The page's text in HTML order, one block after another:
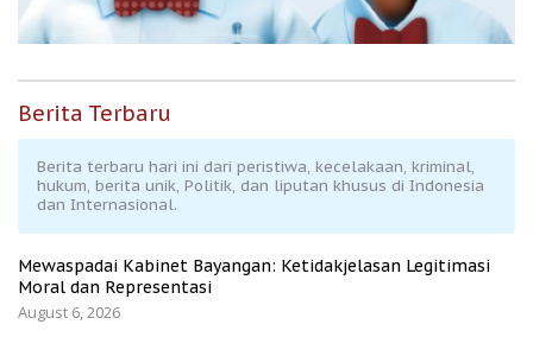
Berita Terbaru
Berita terbaru hari ini dari peristiwa, kecelakaan, kriminal,
hukum, berita unik, Politik, dan liputan khusus di Indonesia
dan Internasional.
Mewaspadai Kabinet Bayangan: Ketidakjelasan Legitimasi
Moral dan Representasi
August 6, 2026